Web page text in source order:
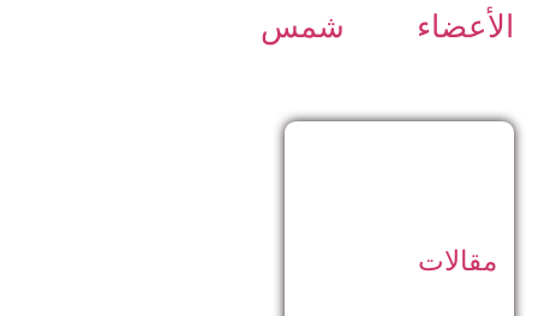
الأعضاء
شمس
مقالات